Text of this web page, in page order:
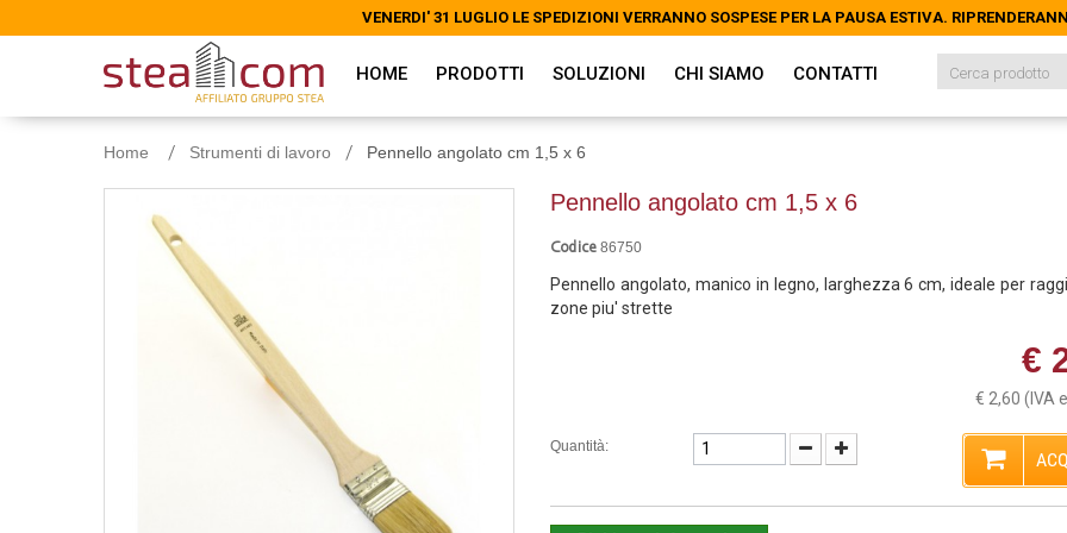
VENERDI' 31 LUGLIO LE SPEDIZIONI VERRANNO SOSPESE PER LA PAUSA ESTIVA.
HOME PRODOTTI SOLUZIONI CHI SIAMO CONTATTI
Home Strumenti di lavoro Pennello angolato cm 1,5 x 6
Pennello angolato cm 1,5 x 6
Codice 86750
Pennello angolato, manico in legno, larghezza 6 cm, ideale per
zone piu' strette
€
€ 2,60 (IVA
Quantità:
VENERDI' 31 LUGLIO LE SPEDIZIONI VERRANNO SOSPESE PER LA PAUSA ESTIVA.